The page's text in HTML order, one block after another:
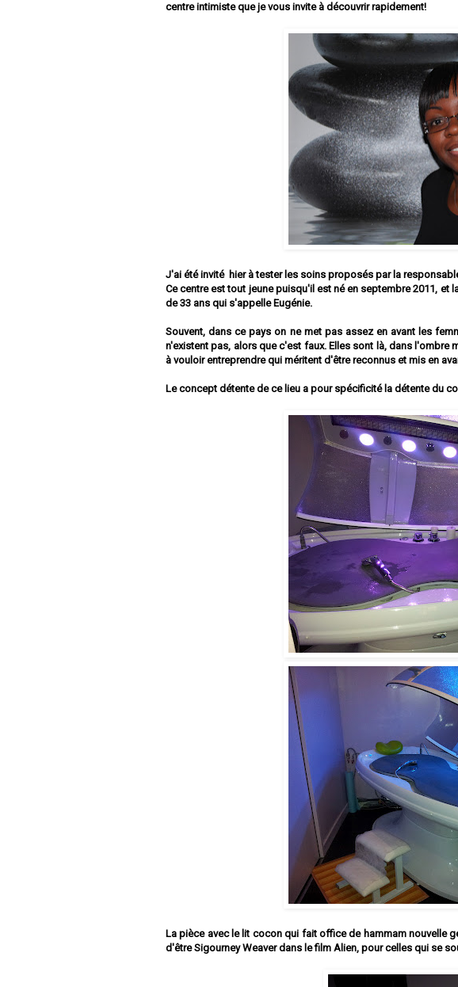
centre intimiste que je vous invite à découvrir rapidement!
J'ai été invité hier à tester les soins proposés par la
Ce centre est tout jeune puisqu'il est né en septembre 2011,
de 33 ans qui s'appelle Eugénie.
Souvent, dans ce pays on ne met pas assez en avant les
n'existent pas, alors que c'est faux. Elles sont là, dans l'ombre
à vouloir entreprendre qui méritent d'être reconnus et mis en
Le concept détente de ce lieu a pour spécificité la détente du
La pièce avec le lit cocon qui fait office de hammam nouvelle
d'être Sigourney Weaver dans le film Alien, pour celles qui se